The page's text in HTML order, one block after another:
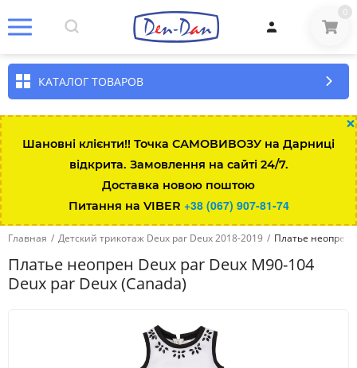
0
КАТАЛОГ ТОВАРОВ
×
Шановні клієнти!! Точка САМОВИВОЗУ на Дарниці
відкрита. Замовлення на сайті 24/7.
Доставка новою поштою
Питання на VIBER +38 (067) 907-81-74
Главная / Детский трикотаж Deux par Deux 2018-2019 / Платье неопрен
Платье неопрен Deux par Deux M90-104
Deux par Deux (Canada)